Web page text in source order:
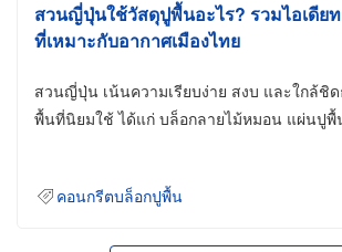
สวนญี่ปุ่นใช้วัสดุปูพื้นอะไร? รวมไอเดีย
ที่เหมาะกับอากาศเมืองไทย
สวนญี่ปุ่น เน้นความเรียบง่าย สงบ และใกล้ชิ
พื้นที่นิยมใช้ ได้แก่ บล็อกลายไม้หมอน แผ่นปูพื้
คอนกรีตบล็อกปูพื้น